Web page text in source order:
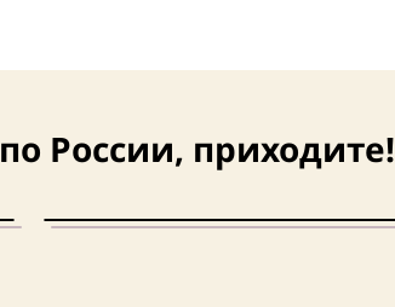
по России, приходите!